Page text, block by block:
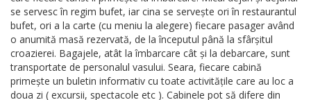
se servesc în regim bufet, iar cina se servește ori în restaurantul
bufet, ori a la carte (cu meniu la alegere) fiecare pasager având
o anumită masă rezervată, de la începutul până la sfârșitul
croazierei. Bagajele, atât la îmbarcare cât și la debarcare, sunt
transportate de personalul vasului. Seara, fiecare cabină
primește un buletin informativ cu toate activitățile care au loc a
doua zi ( excursii, spectacole etc ). Cabinele pot să difere din